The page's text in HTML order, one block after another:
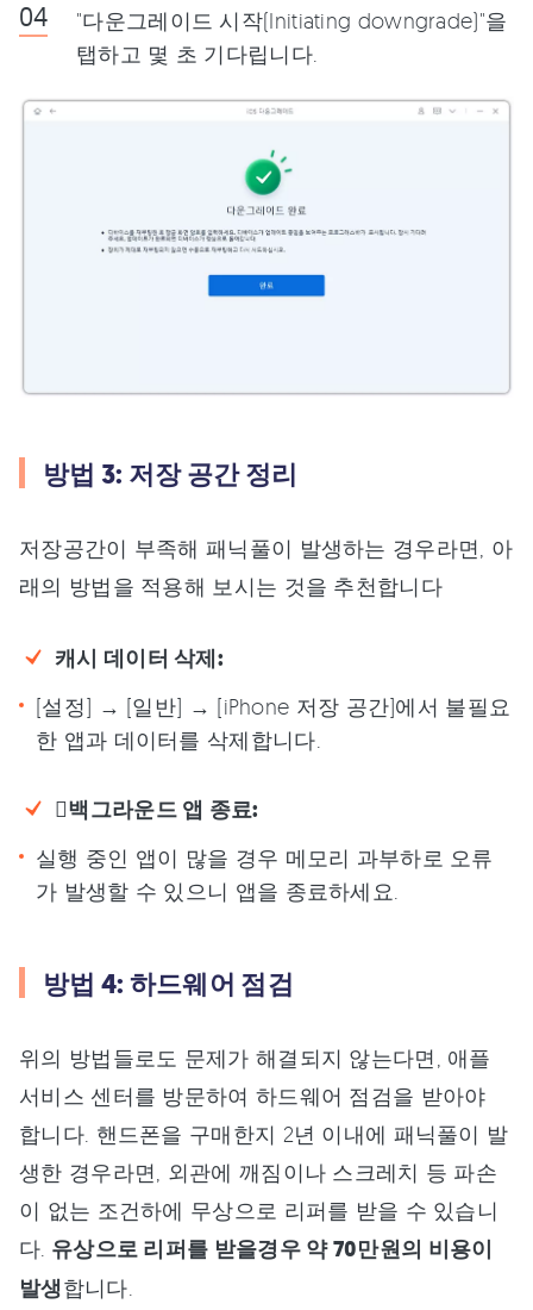
"다운그레이드 시작(Initiating downgrade)"을
탭하고 몇 초 기다립니다.
방법 3: 저장 공간 정리
저장공간이 부족해 패닉풀이 발생하는 경우라면, 아
래의 방법을 적용해 보시는 것을 추천합니다
캐시 데이터 삭제:
[설정] → [일반] → [iPhone 저장 공간]에서 불필요
한 앱과 데이터를 삭제합니다.
백그라운드 앱 종료:
실행 중인 앱이 많을 경우 메모리 과부하로 오류
가 발생할 수 있으니 앱을 종료하세요.
방법 4: 하드웨어 점검
위의 방법들로도 문제가 해결되지 않는다면, 애플
서비스 센터를 방문하여 하드웨어 점검을 받아야
합니다. 핸드폰을 구매한지 2년 이내에 패닉풀이 발
생한 경우라면, 외관에 깨짐이나 스크레치 등 파손
이 없는 조건하에 무상으로 리퍼를 받을 수 있습니
다. 유상으로 리퍼를 받을경우 약 70만원의 비용이
발생합니다.